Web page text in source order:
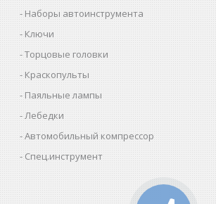
Наборы автоинструмента
Ключи
Торцовые головки
Краскопульты
Паяльные лампы
Лебедки
Автомобильный компрессор
Спец.инструмент